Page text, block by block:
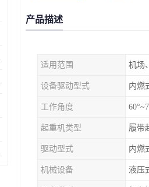
产品描述
适用范围 机场
设备驱动型式 内燃
工作角度
起重机类型 履带
驱动型式 内燃
机械设备 液压